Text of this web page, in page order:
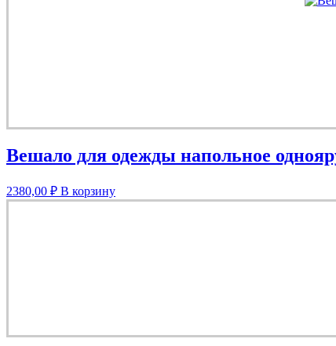
Вешало для одежды напольное
2380,00 ₽ В корзину